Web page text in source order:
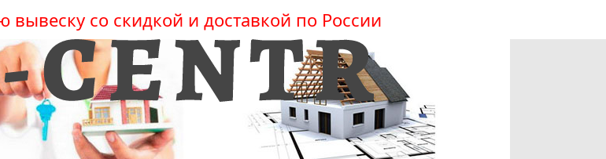
вывеску со скидкой и доставкой по России